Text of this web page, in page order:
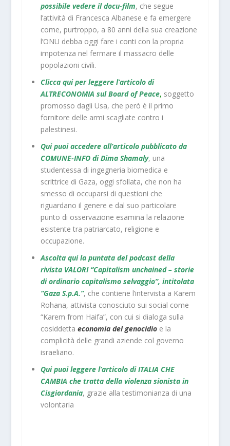
possibile vedere il docu-film, che segue
l’attività di Francesca Albanese e fa emergere
come, purtroppo, a 80 anni della sua creazione
l’ONU debba oggi fare i conti con la propria
impotenza nel fermare il massacro delle
popolazioni civili.
Clicca qui per leggere l’articolo di
ALTRECONOMIA sul Board of Peace, soggetto
promosso dagli Usa, che però è il primo
fornitore delle armi scagliate contro i
palestinesi.
Qui puoi accedere all’articolo pubblicato da
COMUNE-INFO di Dima Shamaly, una
studentessa di ingegneria biomedica e
scrittrice di Gaza, oggi sfollata, che non ha
smesso di occuparsi di questioni che
riguardano il genere e dal suo particolare
punto di osservazione esamina la relazione
esistente tra patriarcato, religione e
occupazione.
Ascolta qui la puntata del podcast della
rivista VALORI “Capitalism unchained – storie
di ordinario capitalismo selvaggio”, intitolata
“Gaza S.p.A.”, che contiene l’intervista a Karem
Rohana, attivista conosciuto sui social come
“Karem from Haifa”, con cui si dialoga sulla
cosiddetta economia del genocidioe la
complicità delle grandi aziende col governo
israeliano.
Qui puoi leggere l’articolo di ITALIA CHE
CAMBIA che tratta della violenza sionista in
Cisgiordania, grazie alla testimonianza di una
volontaria